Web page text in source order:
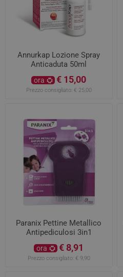
Annurkap Lozione Spray
Anticaduta 50ml
ora € 15,00
Prezzo consigliato: € 25,00
Paranix Pettine Metallico
Antipediculosi 3in1
ora € 8,91
Prezzo consigliato: € 9,90